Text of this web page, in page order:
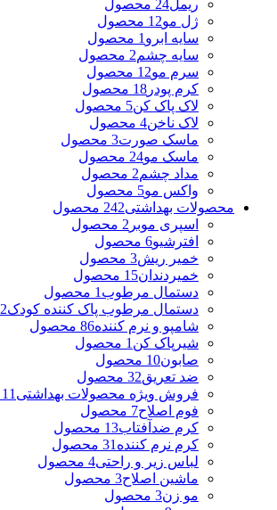
ریمل24 محصول
ژل مو12 محصول
سایه ابرو 1 محصول
سایه چشم2 محصول
سرم مو12 محصول
کرم پودر 18 محصول
لاک پاک کن5 محصول
لاک ناخن4 محصول
ماسک صورت3 محصول
ماسک مو24 محصول
مداد چشم2 محصول
واکس مو5 محصول
محصولات بهداشتی242 محصول
اسپری موبر 2 محصول
افترشیو6 محصول
خمیر ریش3 محصول
خمیردندان15 محصول
دستمال مرطوب 1 محصول
دستمال مرطوب پاک کننده کودک2 محصول
شامپو و نرم کننده86 محصول
شیرپاک کن 1 محصول
صابون10 محصول
ضد تعریق32 محصول
فروش ویژه محصولات بهداشتی 11 محصول
فوم اصلاح7 محصول
کرم ضدآفتاب13 محصول
کرم نرم کننده 31 محصول
لباس زیر و راحتی4 محصول
ماشین اصلاح3 محصول
مو زن3 محصول